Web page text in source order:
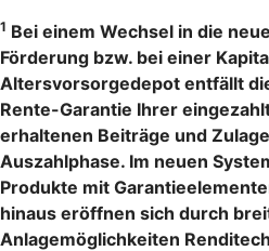
1 Bei einem Wechsel in die
Förderung bzw. bei einer
Altersvorsorgedepot entfällt
Rente-Garantie Ihrer
erhaltenen Beiträge und
Auszahlphase. Im neuen
Produkte mit
hinaus eröffnen sich durch
Anlagemöglichkeiten